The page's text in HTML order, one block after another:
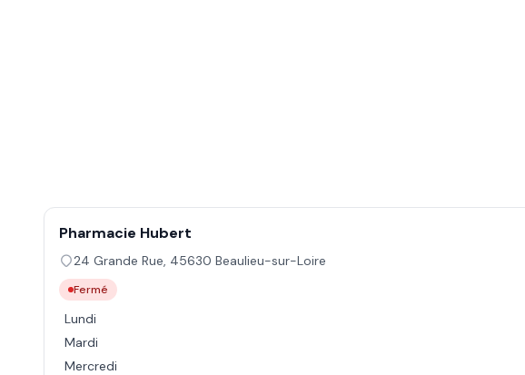
Pharmacie Hubert
24 Grande Rue, 45630 Beaulieu-sur-Loire
Fermé
Lundi
Mardi
Mercredi